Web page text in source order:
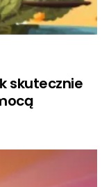
skutecznie